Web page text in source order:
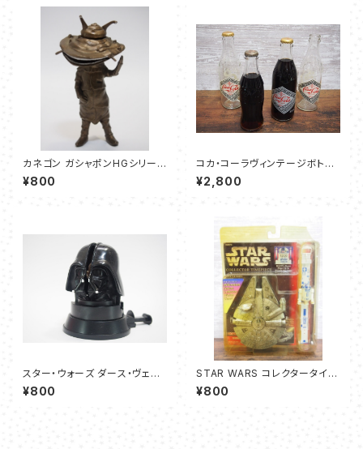
カネゴン ガシャポンHGシリーズ
【ウルトラマン永遠なる勇者編】
¥800
コカ・コーラヴィンテージボトル
- 4本セット
¥2,800
スター・ウォーズ ダース・ヴェー
ダー ケンタッキーフライドチキン
ヘッドスピンニングトイ
¥800
STAR WARS コレクタータイム
ピース R2-D2 フェイスウォッチ
＆ミレニアムファルコン・ケース
¥800